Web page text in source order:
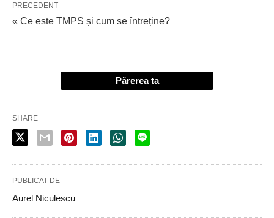
PRECEDENT
« Ce este TMPS și cum se întreține?
Părerea ta
SHARE
PUBLICAT DE
Aurel Niculescu